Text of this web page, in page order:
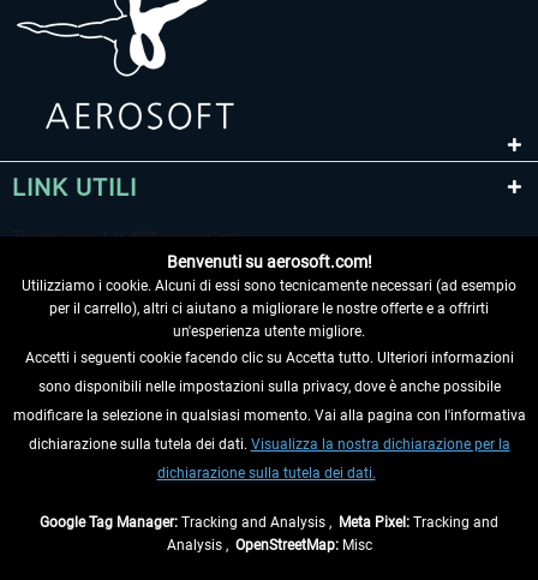
LINK UTILI
RECEDERE DAL CONTRATTO
INFORMAZIONI
Benvenuti su aerosoft.com!
Utilizziamo i cookie. Alcuni di essi sono tecnicamente necessari (ad esempio
per il carrello), altri ci aiutano a migliorare le nostre offerte e a offrirti
un'esperienza utente migliore.
Accetti i seguenti cookie facendo clic su Accetta tutto. Ulteriori informazioni
sono disponibili nelle impostazioni sulla privacy, dove è anche possibile
modificare la selezione in qualsiasi momento. Vai alla pagina con l'informativa
dichiarazione sulla tutela dei dati. Visualizza la nostra dichiarazione per la
dichiarazione sulla tutela dei dati.
Google Tag Manager: Tracking and Analysis , Meta Pixel: Tracking and
Analysis , OpenStreetMap:Misc